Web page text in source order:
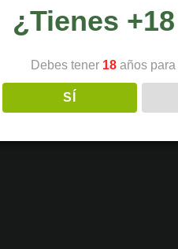
¿Tienes
Debes tener 18años para
SÍ